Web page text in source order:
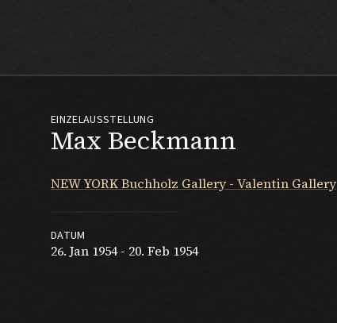
Max Beckmann
EINZELAUSSTELLUNG
NEW YORK Buchholz Gallery - Valentin Gallery
DATUM
26. Jan 1954 - 20. Feb 1954